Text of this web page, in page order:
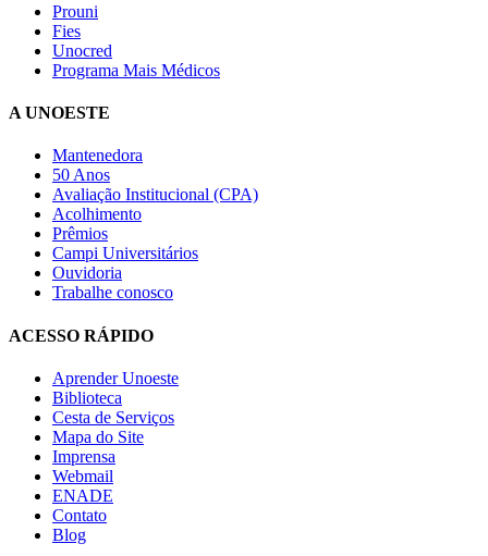
Prouni
Fies
Unocred
Programa Mais Médicos
A UNOESTE
Mantenedora
50 Anos
Avaliação Institucional (CPA)
Acolhimento
Prêmios
Campi Universitários
Ouvidoria
Trabalhe conosco
ACESSO RÁPIDO
Aprender Unoeste
Biblioteca
Cesta de Serviços
Mapa do Site
Imprensa
Webmail
ENADE
Contato
Blog